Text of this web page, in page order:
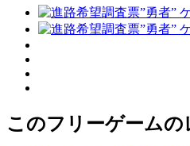
このフリーゲームの